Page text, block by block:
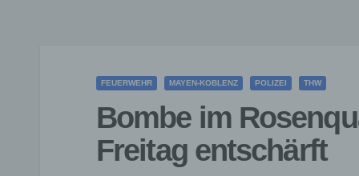
FEUERWEHR MAYEN-KOBLENZ POLIZEI THW
Bombe im
Freitag entschärft